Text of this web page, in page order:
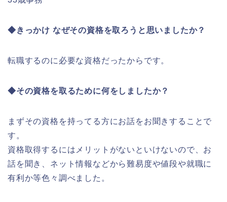
◆きっかけ なぜその資格を取ろうと思いましたか？
転職するのに必要な資格だったからです。
◆その資格を取るために何をしましたか？
まずその資格を持ってる方にお話をお聞きすることで
す。
資格取得するにはメリットがないといけないので、お
話を聞き、ネット情報などから難易度や値段や就職に
有利か等色々調べました。